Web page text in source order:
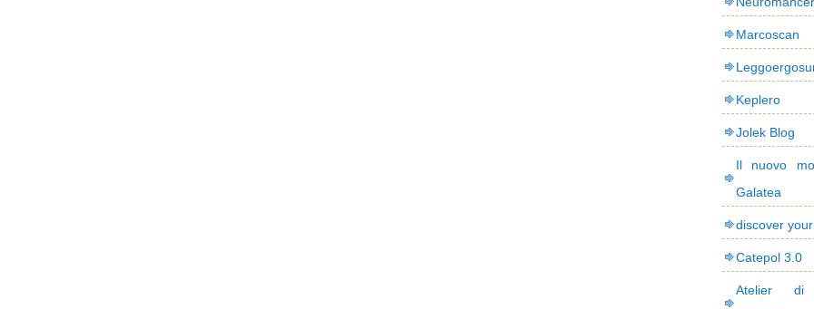
Marcoscan
Keplero
Jolek Blog
Il nuovo
Galatea
discover
Catepol 3.0
Atelier di